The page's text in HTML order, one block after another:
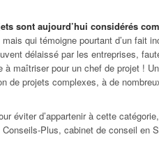
sont aujourd’hui considérés
qui témoigne pourtant d’un fait
délaissé par les entreprises,
maîtriser pour un chef de projet !
de projets complexes, à de
éviter d’appartenir à cette
Plus, cabinet de conseil en